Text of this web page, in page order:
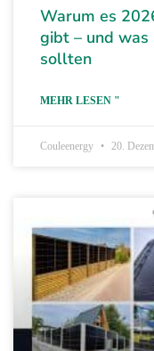
Warum es
gibt – und
sollten
MEHR LESEN "
Couleenergy 20.